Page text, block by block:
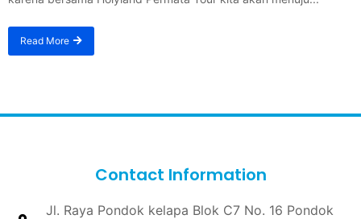
Read More
Contact Information
Jl. Raya Pondok kelapa Blok C7 No. 16 Pondok